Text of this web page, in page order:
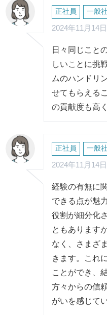
正社員 一般
2024年11月14
日々同じこと
しいことに挑
ムのハンドリ
せてもらえる
の貢献度も高
正社員 一般
2024年11月14
経験の有無に
できる点が魅
役割が細分化
ともあります
なく、さまざ
きます。これ
ことができ、
方々からの信
がいを感じて